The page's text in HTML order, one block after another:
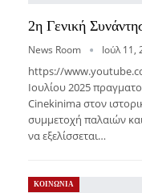
2η Γενική
News Room Ιούλ 11,
https://
Ιουλίου 2025
Cinekinima στον
συμμετοχή παλαιών
να εξελίσσεται…
ΚΟΙΝΩΝΙΑ